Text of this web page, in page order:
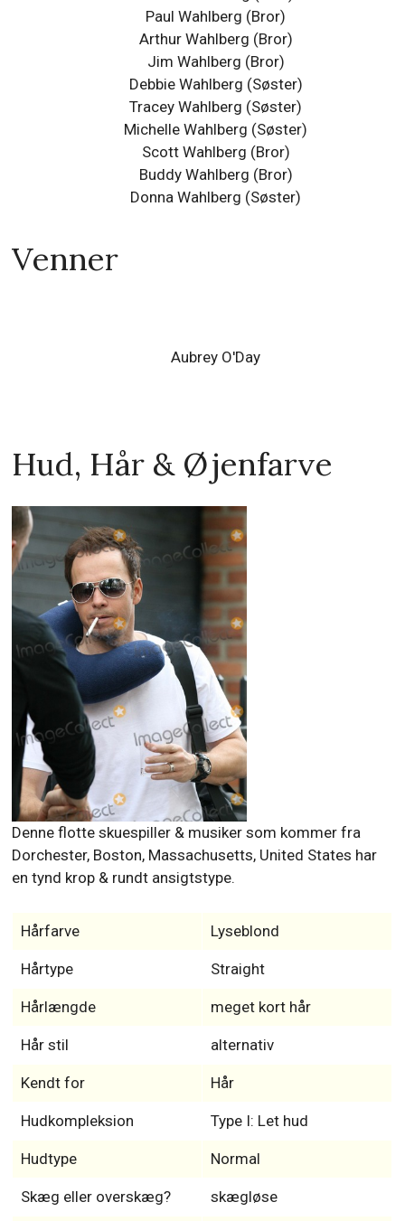
Paul Wahlberg (Bror)
Arthur Wahlberg (Bror)
Jim Wahlberg (Bror)
Debbie Wahlberg (Søster)
Tracey Wahlberg (Søster)
Michelle Wahlberg (Søster)
Scott Wahlberg (Bror)
Buddy Wahlberg (Bror)
Donna Wahlberg (Søster)
Venner
Aubrey O'Day
Hud, Hår & Øjenfarve
Denne flotte skuespiller & musiker som kommer fra
Dorchester, Boston, Massachusetts, United States har
en tynd krop & rundt ansigtstype.
Hårfarve Lyseblond
Hårtype Straight
Hårlængde meget kort hår
Hår stil alternativ
Kendt for Hår
Hudkompleksion Type I: Let hud
Hudtype Normal
Skæg eller overskæg? skægløse